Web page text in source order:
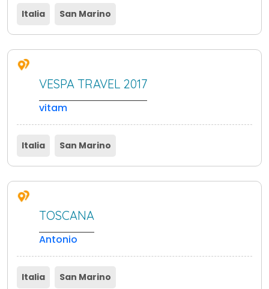
Italia San Marino
VESPA TRAVEL 2017
vitam
Italia San Marino
TOSCANA
Antonio
Italia San Marino